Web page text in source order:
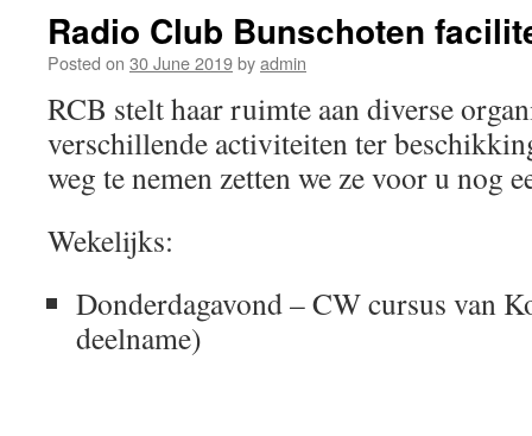
Radio Club Bunschoten
Posted on 30 June 2019byadmin
RCB stelt haar ruimte aan diverse
verschillende activiteiten ter
weg te nemen zetten we ze voor u nog
Wekelijks:
Donderdagavond – CW cursus van
deelname)